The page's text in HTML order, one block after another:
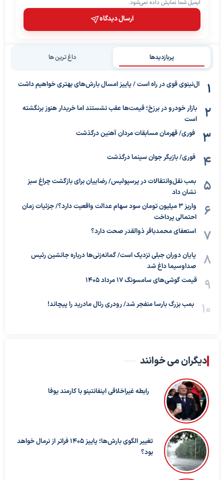
ایمیل شما نمایش داده نمی‌شود.
ارسال دیدگاه
پربازدیدها داغ ترین ها
ال‌نینوی قوی در راه است / پاییز امسال بارش‌های بهتری خواهیم داشت
بازار خودرو در برزخ؛ قیمت‌ها عقب نشستند اما خریدار هنوز برنگشته
است
فوری/ قهرمان مسابقات مردان آهنین درگذشت
فوری/ بازیگر جوان سینما درگذشت
بمب نقل‌وانتقالات در پرسپولیس/ رضاییان برای بازگشت چراغ سبز
نشان داد
واریز ۳ میلیون تومان سود سهام عدالت واقعیت دارد؟/ جزئیات زمان
احتمالی پرداخت
استعفای محمدباقر ذوالقدر صحت دارد؟
پایان دوران جبلی نزدیک است/ گمانه‌زنی‌ها درباره جانشین رئیس
صداوسیما داغ شد
قیمت گوشی‌های سامسونگ 17 مرداد 1405
بمب بزرگ بارسا منفجر شد/ رودری رئال مادرید را پیچاند!
دیگران می خوانند
رابطه غیراخلاقی اینفانتینو با کارمند یوفا
تغییر الگوی بارش‌ها؛ پاییز ۱۴۰۵ فراتر از نرمال خواهد
بود؟